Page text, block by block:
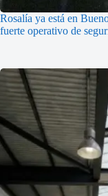
Rosalía ya está en
fuerte operativo de